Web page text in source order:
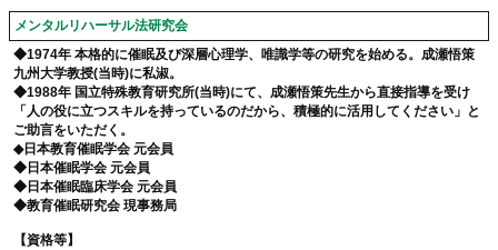
メンタルリハーサル法研究会
◆1974年 本格的に催眠及び深層心理学、唯識学等の研究を始める。成瀬悟策
九州大学教授(当時)に私淑。
◆1988年 国立特殊教育研究所(当時)にて、成瀬悟策先生から直接指導を受け
「人の役に立つスキルを持っているのだから、積極的に活用してください」と
ご助言をいただく。
◆日本教育催眠学会 元会員
◆日本催眠学会 元会員
◆日本催眠臨床学会 元会員
◆教育催眠研究会 現事務局
【資格等】
o